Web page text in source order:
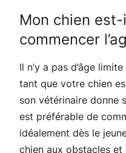
Mon chien
commencer
Il n’y a pas d’âge
tant que votre chien
son vétérinaire donne
est préférable de
idéalement dès le
chien aux obstacles